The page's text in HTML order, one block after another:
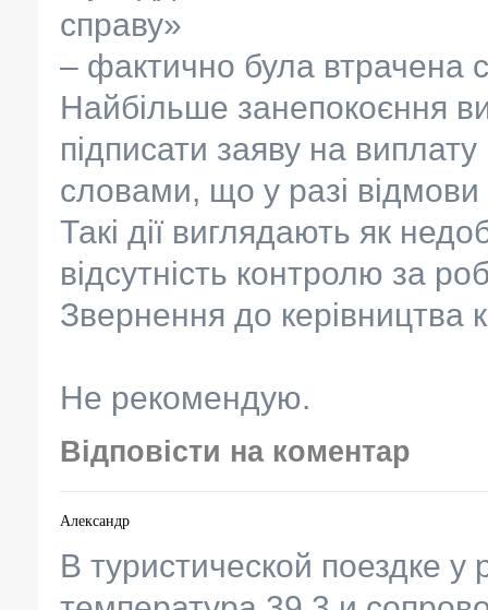
справу»
– фактично була втрачена
Найбільше занепокоєння
підписати заяву на
словами, що у разі відмови
Такі дії виглядають як
відсутність контролю за
Звернення до керівництва
Не рекомендую.
Відповісти на коментар
Александр
В туристической поездке